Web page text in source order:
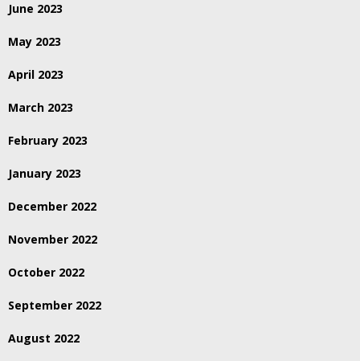
June 2023
May 2023
April 2023
March 2023
February 2023
January 2023
December 2022
November 2022
October 2022
September 2022
August 2022